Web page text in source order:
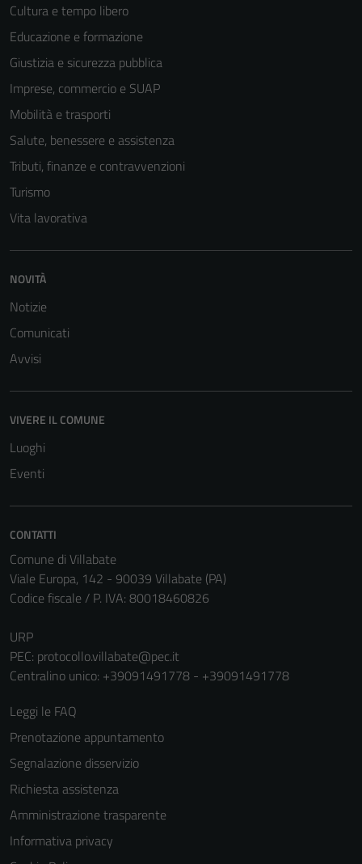
Cultura e tempo libero
Educazione e formazione
Giustizia e sicurezza pubblica
Imprese, commercio e SUAP
Mobilità e trasporti
Salute, benessere e assistenza
Tributi, finanze e contravvenzioni
Turismo
Vita lavorativa
NOVITÀ
Notizie
Comunicati
Avvisi
VIVERE IL COMUNE
Luoghi
Eventi
CONTATTI
Comune di Villabate
Viale Europa, 142 - 90039 Villabate (PA)
Codice fiscale / P. IVA: 80018460826
URP
PEC: protocollo.villabate@pec.it
Centralino unico: +39091491778 - +39091491778
Leggi le FAQ
Prenotazione appuntamento
Segnalazione disservizio
Richiesta assistenza
Amministrazione trasparente
Informativa privacy